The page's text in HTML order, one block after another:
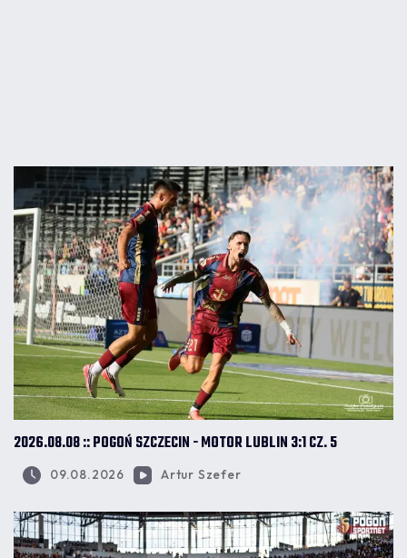
2026.08.08 :: POGOŃ SZCZECIN - MOTOR LUBLIN 3:1 CZ. 5
09.08.2026 Artur Szefer